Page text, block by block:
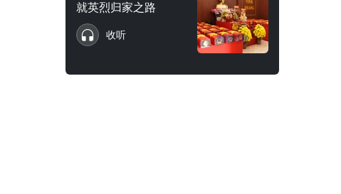
就英烈归家之路
收听